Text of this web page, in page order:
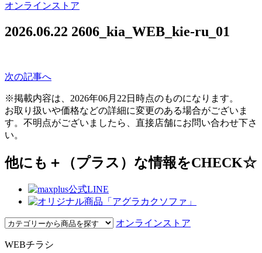
オンラインストア
2026.06.22 2606_kia_WEB_kie-ru_01
次の記事へ
※掲載内容は、2026年06月22日時点のものになります。
お取り扱いや価格などの詳細に変更のある場合がございま
す。不明点がございましたら、直接店舗にお問い合わせ下さ
い。
他にも＋（プラス）な情報をCHECK☆
オンラインストア
WEBチラシ